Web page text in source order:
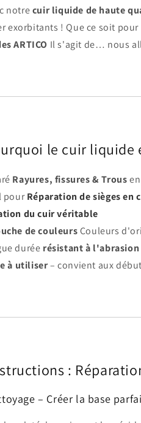
notrecuir liquide de haute
exorbitants ! Que ce soit
ARTICO Il s'agit de… nous
le cuir
Rayures, fissures & Trous
pourRéparation de sièges en
du cuir véritable
de couleursCouleurs
durée résistant à
à utiliser– convient aux
:
– Créer la base